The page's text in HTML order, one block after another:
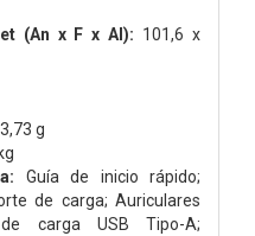
(An x F x Al): 101,6 x
g
Guía de inicio rápido;
de carga; Auriculares
carga USB Tipo-A;